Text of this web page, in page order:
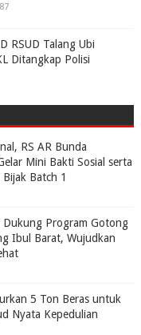
87
RSUD Talang Ubi
Ditangkap Polisi
RS AR Bunda
Mini Bakti Sosial serta
Batch 1
Dukung Program Gotong
Ibul Barat, Wujudkan
5 Ton Beras untuk
Nyata Kepedulian